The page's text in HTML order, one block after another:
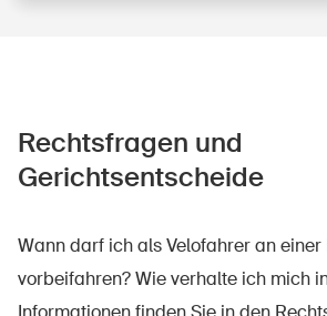
Rechtsfragen und
Gerichtsentscheide
Wann darf ich als Velofahrer an
vorbeifahren? Wie verhalte ich mich